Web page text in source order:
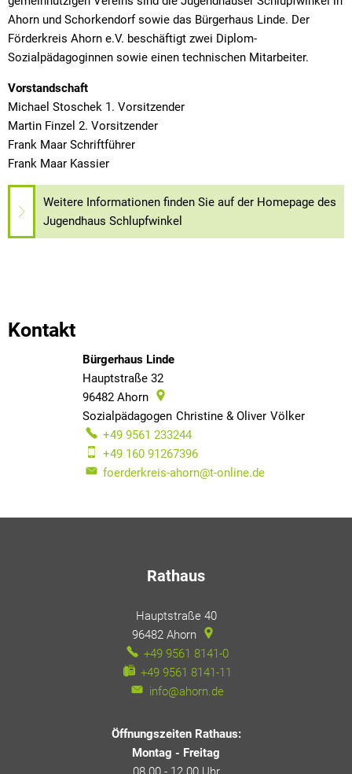
Ahorn und Schorkendorf sowie das Bürgerhaus Linde. Der
Förderkreis Ahorn e.V. beschäftigt zwei Diplom-
Sozialpädagoginnen sowie einen technischen Mitarbeiter.
Vorstandschaft
Michael Stoschek 1. Vorsitzender
Martin Finzel 2. Vorsitzender
Frank Maar Schriftführer
Frank Maar Kassier
Weitere Informationen finden Sie auf der Homepage des
Jugendhaus Schlupfwinkel
Kontakt
Bürgerhaus Linde
Hauptstraße 32
96482 Ahorn
Sozialpädagogen Christine & Oliver Völker
+49 9561 233244
+49 160 91267396
foerderkreis-ahorn@t-online.de
Rathaus
Hauptstraße 40
96482 Ahorn
+49 9561 8141-0
+49 9561 8141-11
info@ahorn.de
Öffnungszeiten Rathaus:
Montag - Freitag